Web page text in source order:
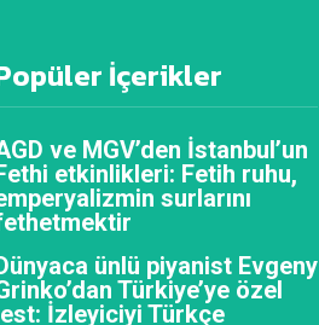
İçerikler
ve MGV’den İstanbul’un
etkinlikleri: Fetih ruhu,
surlarını
ünlü piyanist Evgeny
Türkiye’ye özel
İzleyiciyi Türkçe